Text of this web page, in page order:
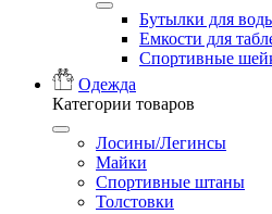
Бутылки для
Емкости для
Спортивные
Одежда
Категории товаров
Лосины/Легинсы
Майки
Спортивные штаны
Толстовки